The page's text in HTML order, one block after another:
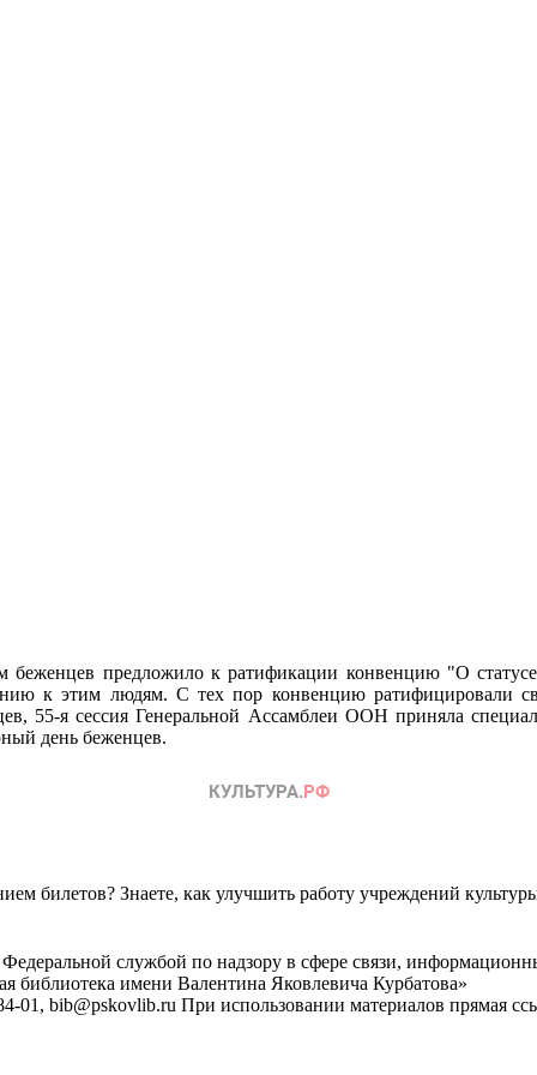
предложило к ратификации конвенцию "О
к этим людям. С тех пор конвенцию ратифицировали
55-я сессия Генеральной Ассамблеи ООН приняла
день беженцев.
билетов? Знаете, как улучшить работу учреждений
службой по надзору в сфере связи,
библиотека имени Валентина Яковлевича Курбатова»
01, bib@pskovlib.ru При использовании материалов прямая